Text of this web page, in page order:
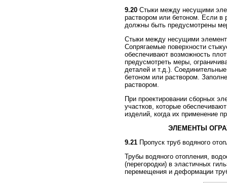
9.20 Стыки между несущими
раствором или бетоном. Если в
должны быть предусмотрены
Стыки между несущими
Сопрягаемые поверхности
обеспечивают возможность
предусмотреть меры,
деталей и т.д.).
бетоном или раствором.
раствором.
При проектировании сборных
участков, которые
изделий, когда их применение
ЭЛЕМЕНТЫ
9.21 Пропуск труб водяного
Трубы водяного отопления,
(перегородки) в эластичных
перемещения и деформации